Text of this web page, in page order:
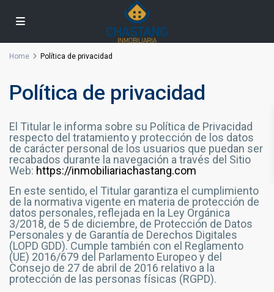
Home Política de privacidad
Política de privacidad
El Titular le informa sobre su Política de Privacidad
respecto del tratamiento y protección de los datos
de carácter personal de los usuarios que puedan ser
recabados durante la navegación a través del Sitio
Web: https://inmobiliariachastang.com
En este sentido, el Titular garantiza el cumplimiento
de la normativa vigente en materia de protección de
datos personales, reflejada en la Ley Orgánica
3/2018, de 5 de diciembre, de Protección de Datos
Personales y de Garantía de Derechos Digitales
(LOPD GDD). Cumple también con el Reglamento
(UE) 2016/679 del Parlamento Europeo y del
Consejo de 27 de abril de 2016 relativo a la
protección de las personas físicas (RGPD).